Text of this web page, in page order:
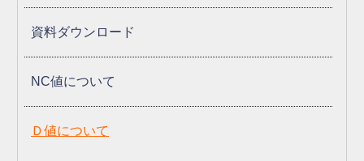
資料ダウンロード
NC値について
Ｄ値について